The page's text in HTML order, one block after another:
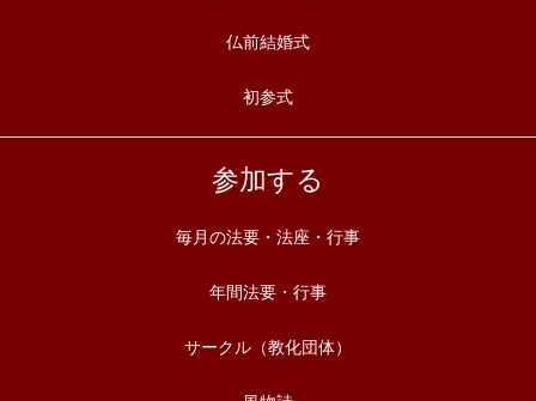
仏前結婚式
初参式
参加する
毎月の法要・法座・行事
年間法要・行事
サークル（教化団体）